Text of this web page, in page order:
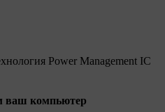
Power Management IC
ваш компьютер